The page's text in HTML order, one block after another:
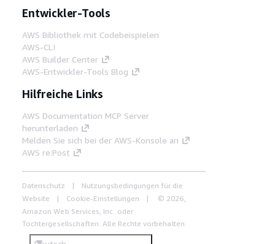
Entwickler-Tools
AWS Bibliothek mit Codebeispielen
AWS-CLI
AWS Builder Center
AWS-Entwickler-Tools Blog
Hilfreiche Links
AWS Documentation MCP Server
herunterladen
Melden Sie sich bei der AWS-Konsole an
AWS re:Post
Datenschutz
Nutzungsbedingungen für die
Website
Cookie-Einstellungen
© 2026,
Amazon Web Services, Inc. oder
Tochtergesellschaften. Alle Rechte vorbehalten.